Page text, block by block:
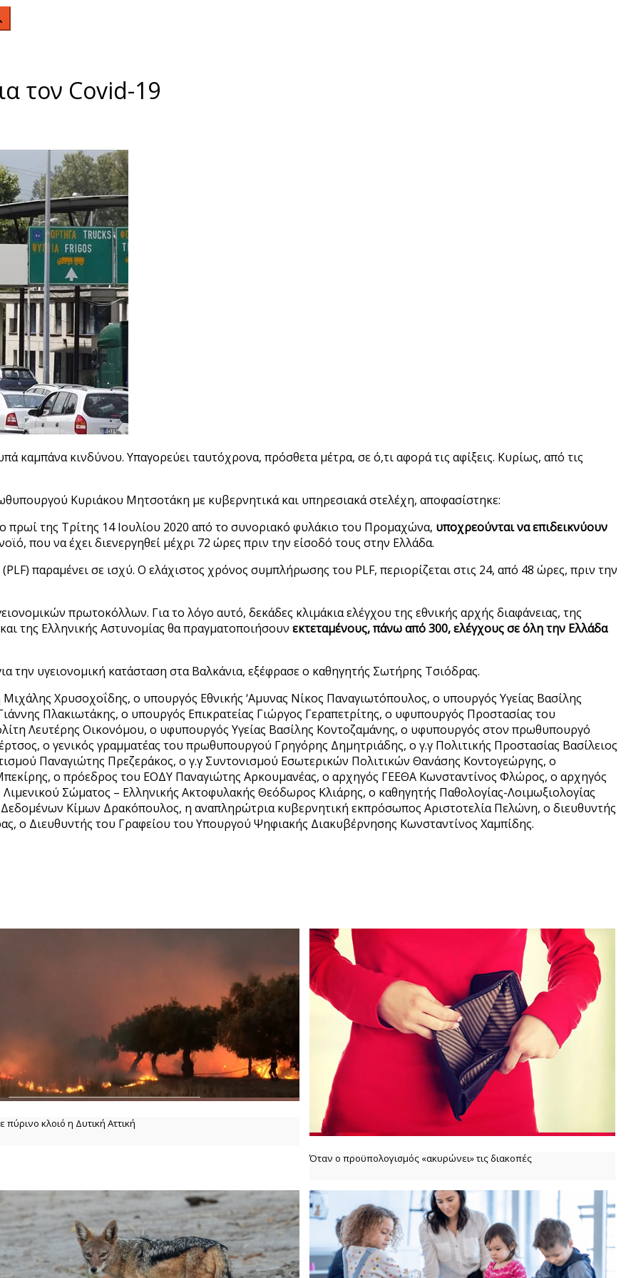
τον Covid-19
καμπάνα κινδύνου. Υπαγορεύει ταυτόχρονα, πρόσθετα μέτρα, σε ό,τι αφορά τις αφίξεις. Κυρίως, από τις
Κυριάκου Μητσοτάκη με κυβερνητικά και υπηρεσιακά στελέχη, αποφασίστηκε:
πρωί της Τρίτης 14 Ιουλίου 2020 από το συνοριακό φυλάκιο του Προμαχώνα, υποχρεούνται να επιδεικνύουν
που να έχει διενεργηθεί μέχρι 72 ώρες πριν την είσοδό τους στην Ελλάδα.
(PLF) παραμένει σε ισχύ. Ο ελάχιστος χρόνος συμπλήρωσης του PLF, περιορίζεται στις 24, από 48 ώρες, πριν την
πρωτοκόλλων. Για το λόγο αυτό, δεκάδες κλιμάκια ελέγχου της εθνικής αρχής διαφάνειας, της
της Ελληνικής Αστυνομίας θα πραγματοποιήσουν εκτεταμένους, πάνω από 300, ελέγχους σε όλη την Ελλάδα
την υγειονομική κατάσταση στα Βαλκάνια, εξέφρασε ο καθηγητής Σωτήρης Τσιόδρας.
Χρυσοχοΐδης, ο υπουργός Εθνικής ‘Αμυνας Νίκος Παναγιωτόπουλος, ο υπουργός Υγείας Βασίλης
Πλακιωτάκης, ο υπουργός Επικρατείας Γιώργος Γεραπετρίτης, ο υφυπουργός Προστασίας του
Λευτέρης Οικονόμου, ο υφυπουργός Υγείας Βασίλης Κοντοζαμάνης, ο υφυπουργός στον πρωθυπουργό
ο γενικός γραμματέας του πρωθυπουργού Γρηγόρης Δημητριάδης, ο γ.γ Πολιτικής Προστασίας Βασίλειος
Παναγιώτης Πρεζεράκος, ο γ.γ Συντονισμού Εσωτερικών Πολιτικών Θανάσης Κοντογεώργης, ο
ο πρόεδρος του ΕΟΔΥ Παναγιώτης Αρκουμανέας, ο αρχηγός ΓΕΕΘΑ Κωνσταντίνος Φλώρος, ο αρχηγός
Σώματος – Ελληνικής Ακτοφυλακής Θεόδωρος Κλιάρης, ο καθηγητής Παθολογίας-Λοιμωξιολογίας
Κίμων Δρακόπουλος, η αναπληρώτρια κυβερνητική εκπρόσωπος Αριστοτελία Πελώνη, ο διευθυντής
Διευθυντής του Γραφείου του Υπουργού Ψηφιακής Διακυβέρνησης Κωνσταντίνος Χαμπίδης.
πύρινο κλοιό η Δυτική Αττική
Όταν ο προϋπολογισμός «ακυρώνει» τις διακοπές